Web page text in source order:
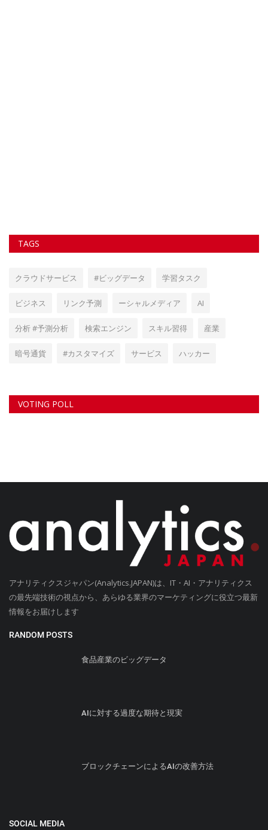
TAGS
クラウドサービス #ビッグデータ 学習タスク
ビジネス リンク予測 ーシャルメディア AI
分析 #予測分析 検索エンジン スキル習得 産業
暗号通貨 #カスタマイズ サービス ハッカー
VOTING POLL
アナリティクスジャパン(Analytics.JAPAN)は、IT・AI・アナリティクス
の最先端技術の視点から、あらゆる業界のマーケティングに役立つ最新
情報をお届けします
RANDOM POSTS
食品産業のビッグデータ
AIに対する過度な期待と現実
ブロックチェーンによるAIの改善方法
SOCIAL MEDIA